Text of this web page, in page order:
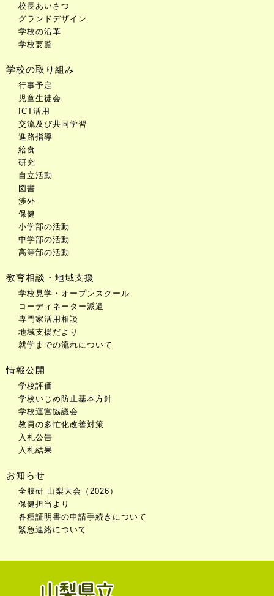
校長あいさつ
グランドデザイン
学校の沿革
学校要覧
学校の取り組み
行事予定
児童生徒会
ICT活用
交流及び共同学習
進路指導
給食
研究
自立活動
図書
渉外
保健
小学部の活動
中学部の活動
高等部の活動
教育相談・地域支援
学校見学・オープンスクール
コーディネーター派遣
専門家活用相談
地域支援だより
就学までの流れについて
情報公開
学校評価
学校いじめ防止基本方針
学校運営協議会
教員の多忙化改善対策
入札公告
入札結果
お知らせ
全肢研 山梨大会（2026）
保健担当より
各種証明書の申請手続きについて
緊急連絡について